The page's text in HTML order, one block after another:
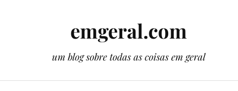
emgeral.com
um blog sobre todas as coisas em geral